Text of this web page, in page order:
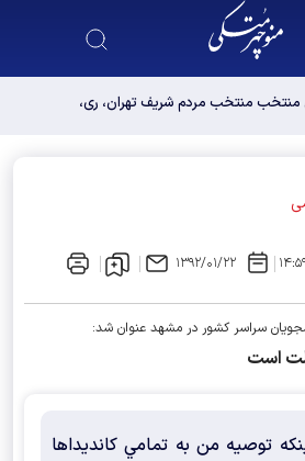
منتخب منتخب مردم شریف تهران، ری،
۱۳۹۲/۰۱/۲۲
سراسر كشور در مشهد عنوان شد:
است
توصيه من به تمامي كانديداها